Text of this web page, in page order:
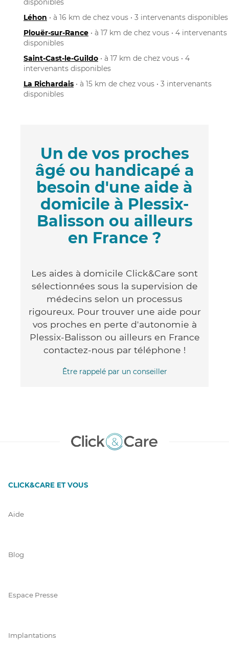
disponibles
Léhon • à 16 km de chez vous • 3 intervenants disponibles
Plouër-sur-Rance • à 17 km de chez vous • 4 intervenants
disponibles
Saint-Cast-le-Guildo • à 17 km de chez vous • 4
intervenants disponibles
La Richardais • à 15 km de chez vous • 3 intervenants
disponibles
Un de vos proches
âgé ou handicapé a
besoin d'une aide à
domicile à Plessix-
Balisson ou ailleurs
en France ?
Les aides à domicile Click&Care sont
sélectionnées sous la supervision de
médecins selon un processus
rigoureux. Pour trouver une aide pour
vos proches en perte d'autonomie à
Plessix-Balisson ou ailleurs en France
contactez-nous par téléphone !
Être rappelé par un conseiller
CLICK&CARE ET VOUS
Aide
Blog
Espace Presse
Implantations